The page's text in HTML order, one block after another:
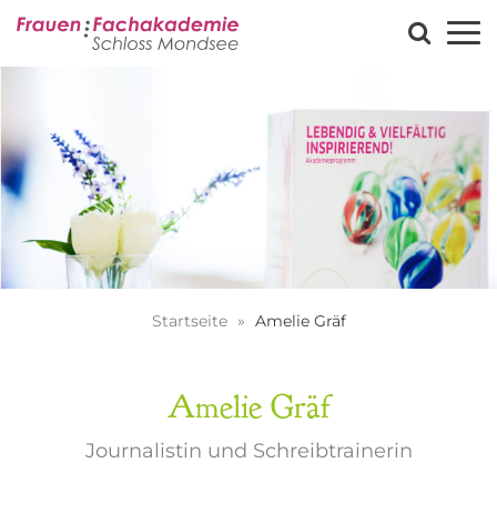
Startseite Amelie Gräf
Amelie Gräf
Journalistin und Schreibtrainerin